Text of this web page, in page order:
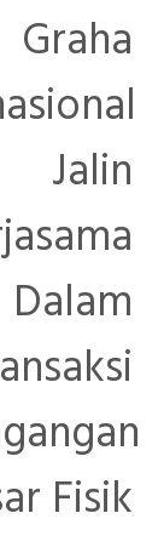
Graha
Jalin
Dalam
Fisik